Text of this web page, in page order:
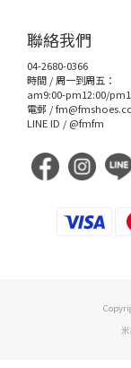
聯絡我們
04-2680-0366
時間 / 周一到周五：
am9:00-pm12:00/
電郵 /
LINE ID / @fmfm